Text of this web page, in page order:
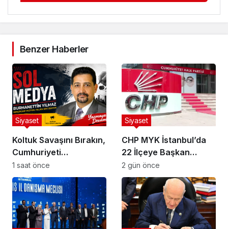
Benzer Haberler
Koltuk Savaşını Bırakın,
Cumhuriyeti
Kaybetmeyin!
Siyaset
1 saat önce
CHP MYK İstanbul’da
22 İlçeye Başkan
Atamasını Yaptı
Siyaset
2 gün önce